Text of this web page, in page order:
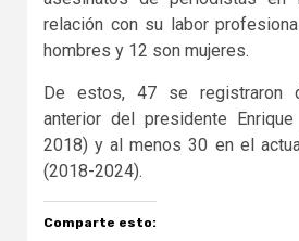
relación con su labor
hombres y 12 son mujeres.
De estos, 47 se registraron
anterior del presidente
2018) y al menos 30 en el
(2018-2024).
Comparte esto: